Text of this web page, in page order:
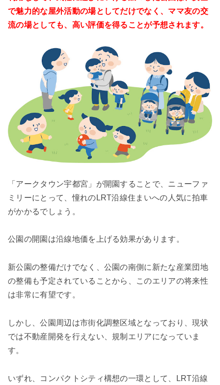
で魅力的な屋外活動の場としてだけでなく、ママ友の交
流の場としても、高い評価を得ることが予想されます。
「アークタウン宇都宮」が開園することで、ニューファ
ミリーにとって、憧れのLRT沿線住まいへの人気に拍車
がかかるでしょう。
公園の開園は沿線地価を上げる効果があります。
新公園の整備だけでなく、公園の南側に新たな産業団地
の整備も予定されていることから、このエリアの将来性
は非常に有望です。
しかし、公園周辺は市街化調整区域となっており、現状
では不動産開発を行えない、規制エリアになっていま
す。
いずれ、コンパクトシティ構想の一環として、LRT沿線